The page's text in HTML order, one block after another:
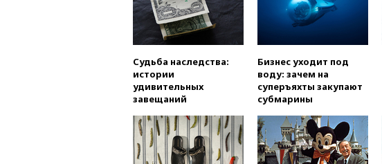
Судьба наследства:
истории
удивительных
завещаний
Бизнес уходит под
воду: зачем на
суперъяхты закупают
субмарины